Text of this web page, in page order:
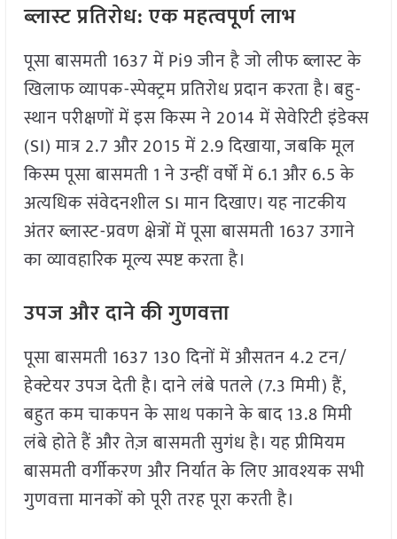
ब्लास्ट प्रतिरोध: एक महत्वपूर्ण लाभ
पूसा बासमती 1637 में Pi9 जीन है जो लीफ ब्लास्ट के
खिलाफ व्यापक-स्पेक्ट्रम प्रतिरोध प्रदान करता है। बहु-
स्थान परीक्षणों में इस किस्म ने 2014 में सेवेरिटी इंडेक्स
(SI) मात्र 2.7 और 2015 में 2.9 दिखाया, जबकि मूल
किस्म पूसा बासमती 1 ने उन्हीं वर्षों में 6.1 और 6.5 के
अत्यधिक संवेदनशील SI मान दिखाए। यह नाटकीय
अंतर ब्लास्ट-प्रवण क्षेत्रों में पूसा बासमती 1637 उगाने
का व्यावहारिक मूल्य स्पष्ट करता है।
उपज और दाने की गुणवत्ता
पूसा बासमती 1637 130 दिनों में औसतन 4.2 टन/
हेक्टेयर उपज देती है। दाने लंबे पतले (7.3 मिमी) हैं,
बहुत कम चाकपन के साथ पकाने के बाद 13.8 मिमी
लंबे होते हैं और तेज़ बासमती सुगंध है। यह प्रीमियम
बासमती वर्गीकरण और निर्यात के लिए आवश्यक सभी
गुणवत्ता मानकों को पूरी तरह पूरा करती है।